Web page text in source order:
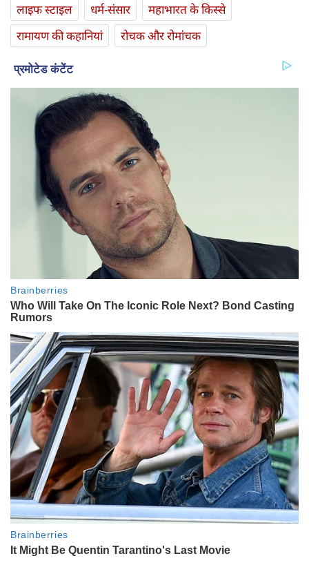
लाइफ स्‍टाइल
धर्म-संसार
महाभारत के किस्से
रामायण की कहानियां
रोचक और रोमांचक